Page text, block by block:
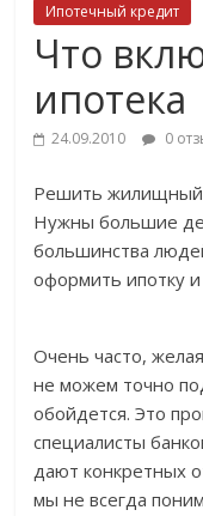
Ипотечный кредит
Что
ипотека
24.09.2010 0
Решить жилищный
Нужны большие
большинства
оформить ипотку и
Очень часто,
не можем точно
обойдется. Это
специалисты
дают конкретных
мы не всегда